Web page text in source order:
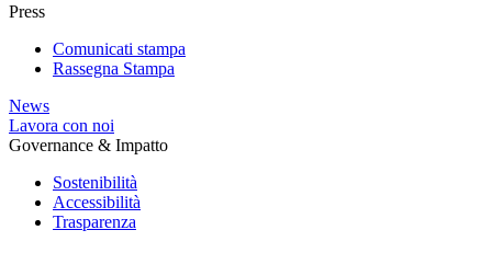
Press
Comunicati stampa
Rassegna Stampa
News
Lavora con noi
Governance & Impatto
Sostenibilità
Accessibilità
Trasparenza